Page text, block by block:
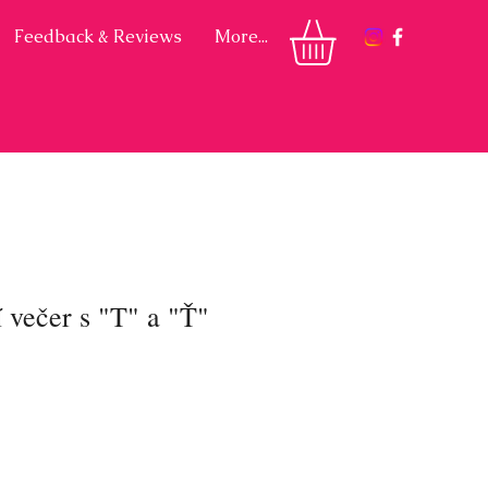
Feedback & Reviews More...
večer s "T" a "Ť"